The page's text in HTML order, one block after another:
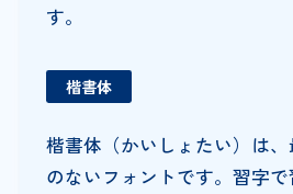
す。
楷書体
楷書体（かいしょたい）は
のないフォントです。習字で